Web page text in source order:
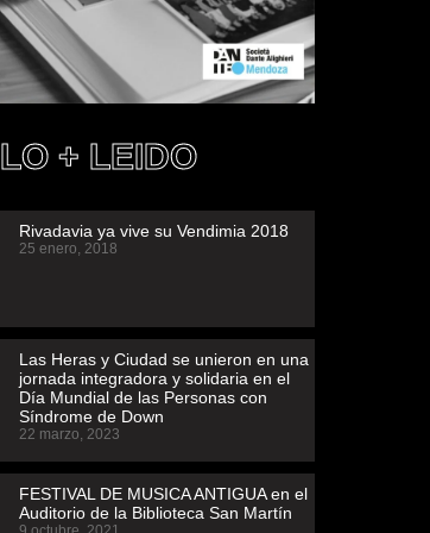
LO + LEIDO
Rivadavia ya vive su Vendimia 2018
25 enero, 2018
Las Heras y Ciudad se unieron en una
jornada integradora y solidaria en el
Día Mundial de las Personas con
Síndrome de Down
22 marzo, 2023
FESTIVAL DE MUSICA ANTIGUA en el
Auditorio de la Biblioteca San Martín